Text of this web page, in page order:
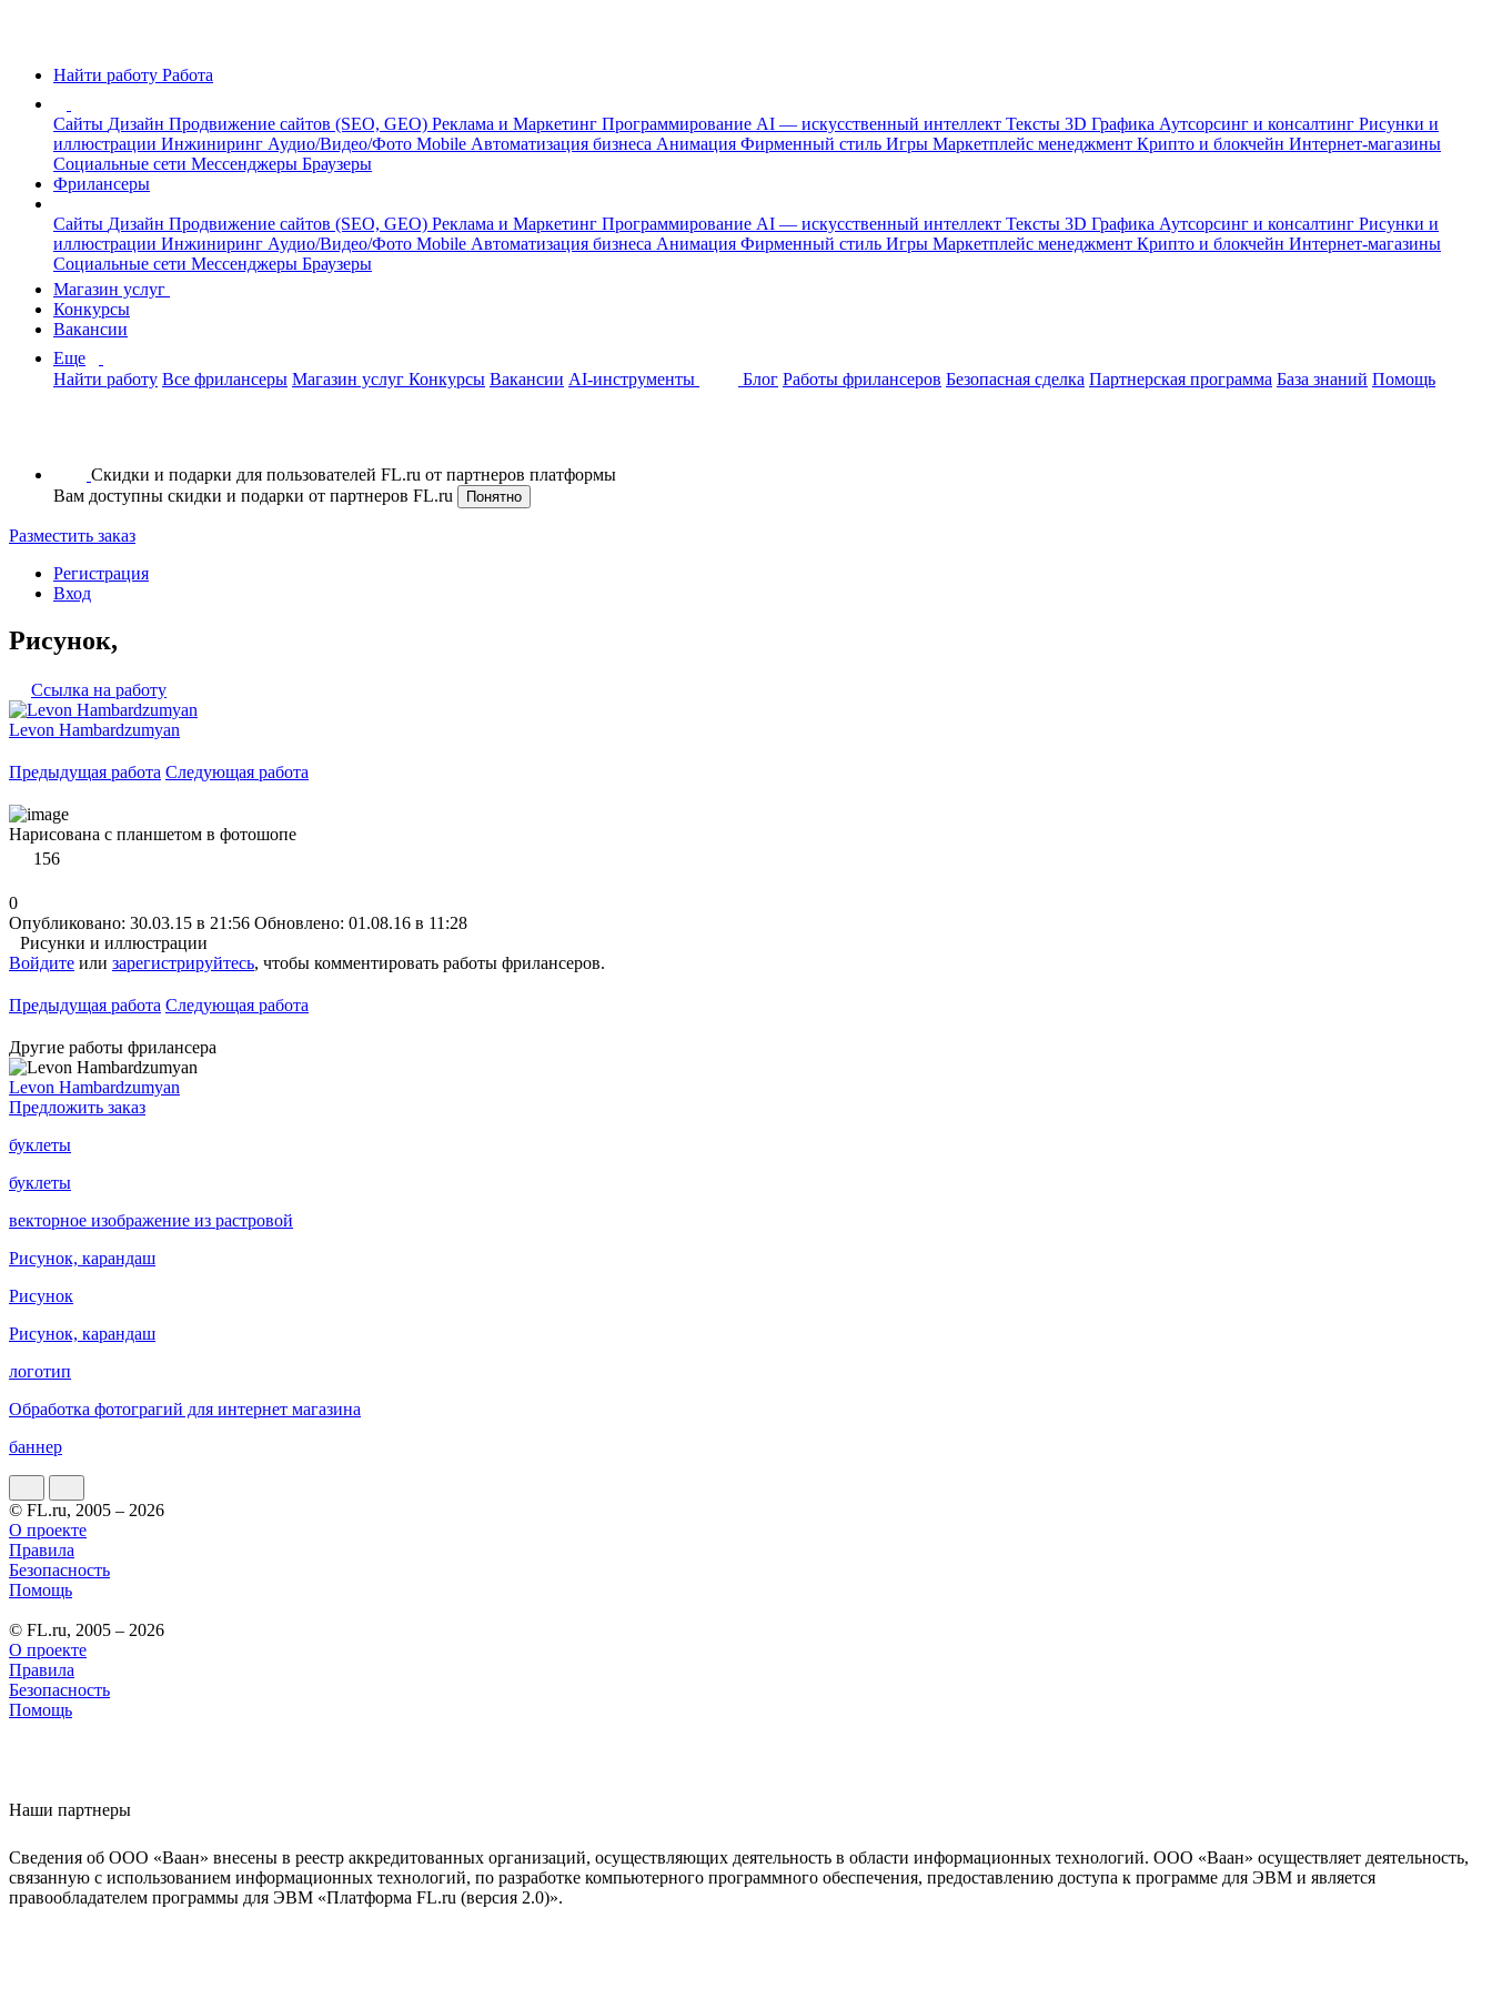
Найти работу Работа
Сайты Дизайн Продвижение сайтов (SEO, GEO) Реклама и Маркетинг Программирование AI — искусственный интеллект Тексты 3D Графика Аутсорсинг и консалтинг Рисунки и
иллюстрации Инжиниринг Аудио/Видео/Фото Mobile Автоматизация бизнеса Анимация Фирменный стиль Игры Маркетплейс менеджмент Крипто и блокчейн Интернет-магазины
Социальные сети Мессенджеры Браузеры
Фрилансеры
Сайты Дизайн Продвижение сайтов (SEO, GEO) Реклама и Маркетинг Программирование AI — искусственный интеллект Тексты 3D Графика Аутсорсинг и консалтинг Рисунки и
иллюстрации Инжиниринг Аудио/Видео/Фото Mobile Автоматизация бизнеса Анимация Фирменный стиль Игры Маркетплейс менеджмент Крипто и блокчейн Интернет-магазины
Социальные сети Мессенджеры Браузеры
Магазин услуг
Конкурсы
Вакансии
Еще
Найти работу Все фрилансеры Магазин услуг Конкурсы Вакансии AI-инструменты Блог Работы фрилансеров Безопасная сделка Партнерская программа База знаний Помощь
Скидки и подарки для пользователей FL.ru от партнеров платформы
Вам доступны скидки и подарки от партнеров FL.ru
Понятно
Разместить заказ
Регистрация
Вход
Рисунок,
Ссылка на работу
Levon Hambardzumyan
Предыдущая работа Следующая работа
Нарисована с планшетом в фотошопе
156
0
Опубликовано: 30.03.15 в 21:56 Обновлено: 01.08.16 в 11:28
Рисунки и иллюстрации
Войдите или зарегистрируйтесь, чтобы комментировать работы фрилансеров.
Предыдущая работа Следующая работа
Другие работы фрилансера
Levon Hambardzumyan
Предложить заказ
буклеты
буклеты
векторное изображение из растровой
Рисунок, карандаш
Рисунок
Рисунок, карандаш
логотип
Обработка фотограгий для интернет магазина
баннер
© FL.ru, 2005 – 2026
О проекте
Правила
Безопасность
Помощь
© FL.ru, 2005 – 2026
О проекте
Правила
Безопасность
Помощь
Наши партнеры
Сведения об ООО «Ваан» внесены в реестр аккредитованных организаций, осуществляющих деятельность в области информационных технологий. ООО «Ваан» осуществляет деятельность,
связанную с использованием информационных технологий, по разработке компьютерного программного обеспечения, предоставлению доступа к программе для ЭВМ и является
правообладателем программы для ЭВМ «Платформа FL.ru (версия 2.0)».